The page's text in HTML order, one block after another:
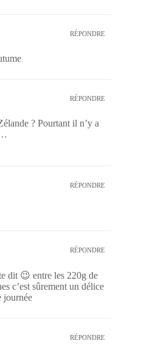
RÉPONDRE
RÉPONDRE
? Pourtant il n’y a
RÉPONDRE
RÉPONDRE
dit 😉 entre les 220g de
c’est sûrement un délice
journée
RÉPONDRE